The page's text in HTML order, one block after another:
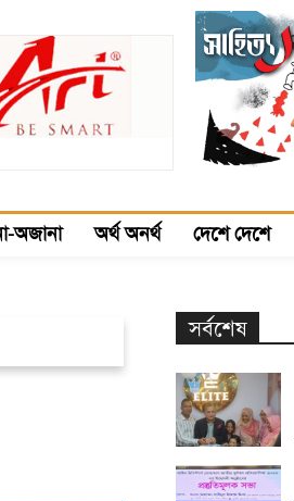
অজানা অর্থ অনর্থ দেশে দেশে
সর্বশেষ